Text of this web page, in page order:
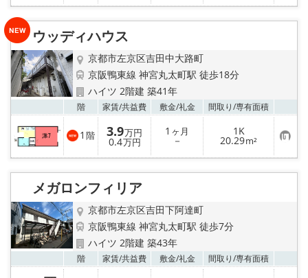
入
登
ウッディハウス
京都市左京区吉田中大路町
京阪鴨東線 神宮丸太町駅 徒歩18分
ハイツ 2階建 築41年
階 家賃/共益費 敷金/礼金 間取り/専有面積
1 階 3.9万円
0.4万円
1 ヶ月
－
1K
20.29m² お
気
に
メガロンフィリア
京都市左京区吉田下阿達町
京阪鴨東線 神宮丸太町駅 徒歩7分
ハイツ 2階建 築43年
階 家賃/共益費 敷金/礼金 間取り/専有面積